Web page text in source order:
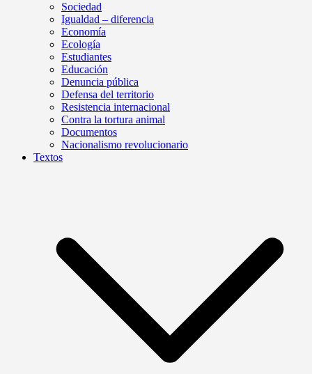
Sociedad
Igualdad – diferencia
Economía
Ecología
Estudiantes
Educación
Denuncia pública
Defensa del territorio
Resistencia internacional
Contra la tortura animal
Documentos
Nacionalismo revolucionario
Textos